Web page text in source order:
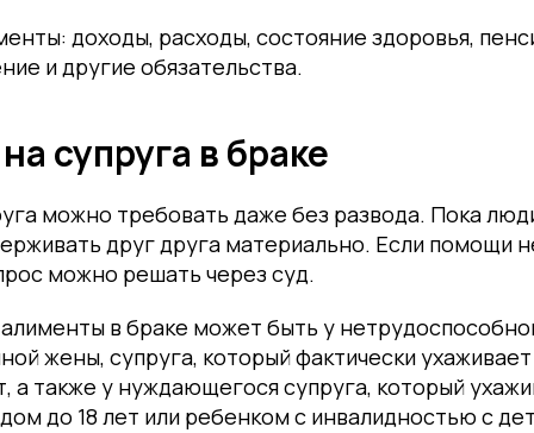
доходы, расходы, состояние здоровья,
и другие обязательства.
супруга в браке
можно требовать даже без развода. Пока
друг друга материально. Если помощи
можно решать через суд.
в браке может быть у
жены, супруга, который фактически
а также у нуждающегося супруга, который
до 18 лет или ребенком с инвалидностью с